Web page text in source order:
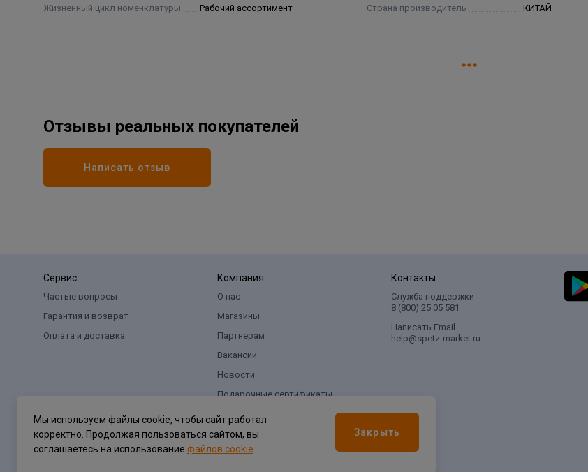
Жизненный цикл номенклатуры Рабочий ассортимент Страна производитель КИТАЙ
Отзывы реальных покупателей
Написать отзыв
Сервис
Частые вопросы
Гарантия и возврат
Оплата и доставка
Компания
О нас
Магазины
Партнерам
Вакансии
Новости
Подарочные сертификаты
Контакты
Служба поддержки
8 (800) 25 05 581
Написать Email
help@spetz-market.ru
Мы используем файлы cookie, чтобы сайт работал
корректно. Продолжая пользоваться сайтом, вы
соглашаетесь на использование файлов cookie
Закрыть